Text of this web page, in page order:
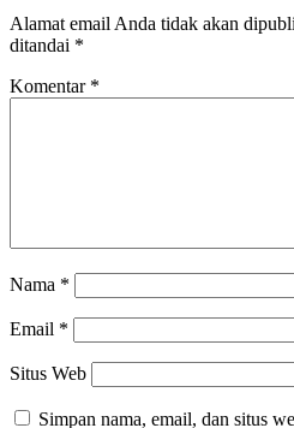
Alamat email Anda tidak akan
ditandai *
Komentar *
Nama *
Email *
Situs Web
Simpan nama, email, dan situs